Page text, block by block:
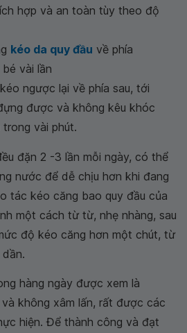
hợp và an toàn tùy theo độ
kéo da quy đầu về phía
vài lần
ngược lại về phía sau, tới
được và không kêu khóc
vài phút.
đặn 2 -3 lần mỗi ngày, có thể
nước để dễ chịu hơn khi đang
tác kéo căng bao quy đầu của
một cách từ từ, nhẹ nhàng, sau
độ kéo căng hơn một chút, từ
hàng ngày được xem là
không xâm lấn, rất được các
hiện. Để thành công và đạt